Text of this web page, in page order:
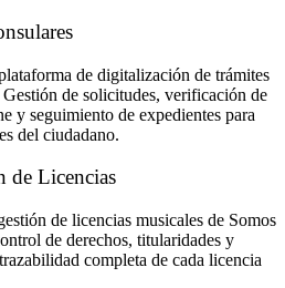
de digitalización de trámites
de solicitudes, verificación de
y seguimiento de expedientes para
del ciudadano.
de Licencias
de licencias musicales de Somos
de derechos, titularidades y
completa de cada licencia